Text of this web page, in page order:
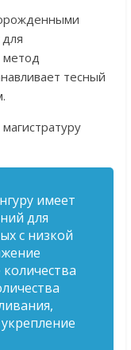
тесный
имеет
для
с низкой